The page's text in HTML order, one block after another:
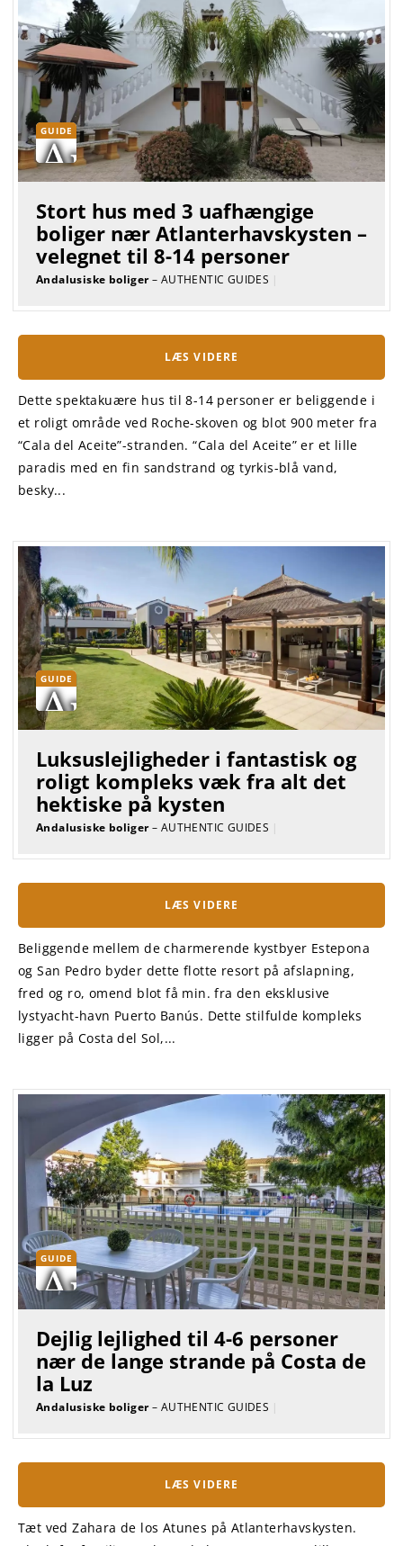
GUIDE
Stort hus med 3 uafhængige
boliger nær Atlanterhavskysten –
velegnet til 8-14 personer
Andalusiske boliger– AUTHENTIC GUIDES |
LÆS VIDERE
Dette spektakuære hus til 8-14 personer er beliggende i
et roligt område ved Roche-skoven og blot 900 meter fra
“Cala del Aceite”-stranden. “Cala del Aceite” er et lille
paradis med en fin sandstrand og tyrkis-blå vand,
besky...
GUIDE
Luksuslejligheder i fantastisk og
roligt kompleks væk fra alt det
hektiske på kysten
Andalusiske boliger– AUTHENTIC GUIDES |
LÆS VIDERE
Beliggende mellem de charmerende kystbyer Estepona
og San Pedro byder dette flotte resort på afslapning,
fred og ro, omend blot få min. fra den eksklusive
lystyacht-havn Puerto Banús. Dette stilfulde kompleks
ligger på Costa del Sol,...
GUIDE
Dejlig lejlighed til 4-6 personer
nær de lange strande på Costa de
la Luz
Andalusiske boliger– AUTHENTIC GUIDES |
LÆS VIDERE
Tæt ved Zahara de los Atunes på Atlanterhavskysten.